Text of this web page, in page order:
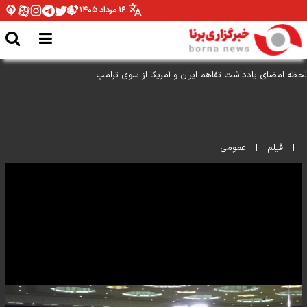
۱۶ مرداد ۱۴۰۵
لحظه امضای یادداشت تفاهم ایران و آمریکا از سوی ترامپ
| فیلم | عمومی